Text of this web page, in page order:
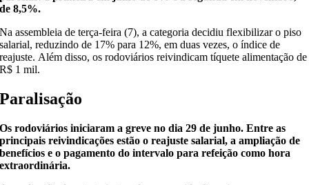
de 8,5%.
Na assembleia de terça-feira (7), a categoria decidiu flexibilizar o piso
salarial, reduzindo de 17% para 12%, em duas vezes, o índice de
reajuste. Além disso, os rodoviários reivindicam tíquete alimentação de
R$ 1 mil.
Paralisação
Os rodoviários iniciaram a greve no dia 29 de junho. Entre as
principais reivindicações estão o reajuste salarial, a ampliação de
benefícios e o pagamento do intervalo para refeição como hora
extraordinária.